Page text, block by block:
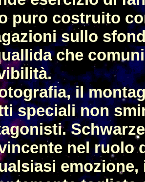
puro costruito
sullo
che
il
speciali non
nel ruolo
emozione,